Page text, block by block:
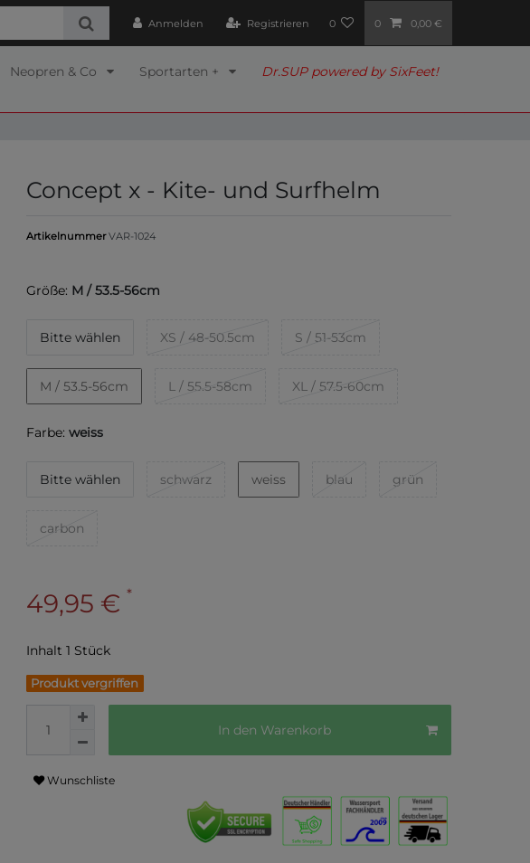
Anmelden Registrieren 0 0 0,00 €
Neopren & Co Sportarten + Dr.SUP powered by SixFeet!
Concept x - Kite- und Surfhelm
ArtikelnummerVAR-1024
Größe: M / 53.5-56cm
Bitte wählen XS / 48-50.5cm S / 51-53cm
M / 53.5-56cm L / 55.5-58cm XL / 57.5-60cm
Farbe: weiss
Bitte wählen schwarz weiss blau grün
carbon
49,95 € *
Inhalt 1 Stück
Produkt vergriffen
In den Warenkorb
Wunschliste